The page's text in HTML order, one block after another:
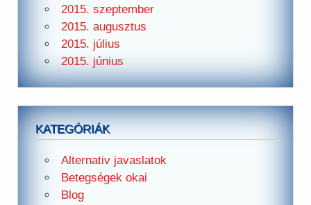
2015. szeptember
2015. augusztus
2015. július
2015. június
KATEGÓRIÁK
Alternativ javaslatok
Betegségek okai
Blog